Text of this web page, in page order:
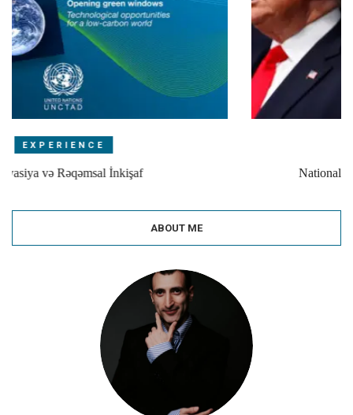
Nationalist Erdogan lost to Democrat
ABOUT ME